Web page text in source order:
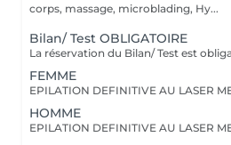
corps, massage, microblading, Hy...
Bilan/ Test OBLIGATOIRE
FEMME
HOMME